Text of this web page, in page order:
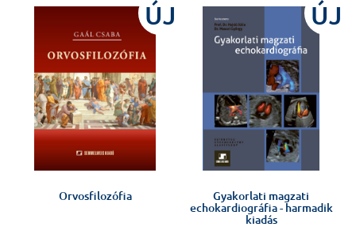
ÚJ
Orvosfilozófia
ÚJ
Gyakorlati magzati
echokardiográfia - harmadik
kiadás